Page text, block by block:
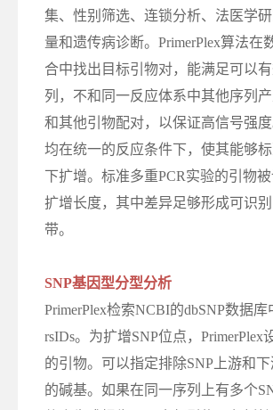
集、性别筛选、连锁分析、法医学
量和遗传病诊断。PrimerPlex算法在
合中找出目标引物对，能满足可以
列，不和同一反应体系中其他序列
和其他引物配对，以保证高信号强
均在统一的反应条件下，使其能够
下扩增。标准多重PCR实验的引物
扩增长度，其中差异足够形成可识
带。
SNP基因型分型分析
PrimerPlex检索NCBI的dbSNP数据库
rsIDs。为扩增SNP位点，PrimerPlex
的引物。可以指定排除SNP上游和下
的碱基。如果在同一序列上有多个